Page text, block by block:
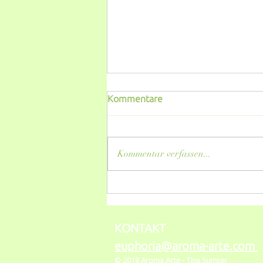
Kommentare
Kommentar verfassen...
KONTAKT
euphoria@aroma-arte.com
© 2018 Aroma Arte - Tina Sumser